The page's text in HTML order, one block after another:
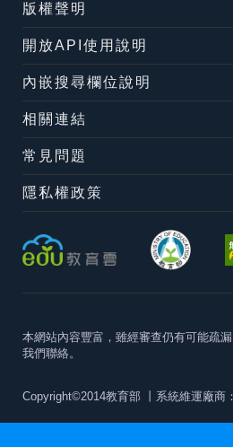
版權聲明
開放API使用說明
內嵌搜尋欄位說明
相關連結
常見問題
隱私權政策
本網站內容豐富，雖經審查仍有可能疏漏
我們聯絡。
Copyright©2014教育部 丨系統維運廠商